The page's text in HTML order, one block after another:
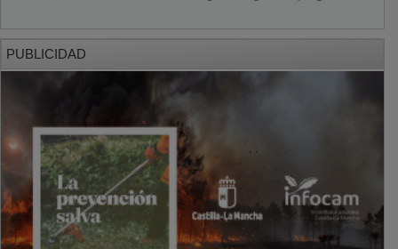
PUBLICIDAD